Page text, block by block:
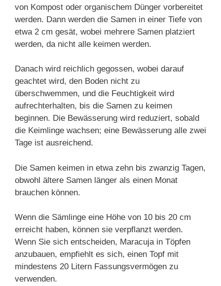
von Kompost oder organischem Dünger vorbereitet
werden. Dann werden die Samen in einer Tiefe von
etwa 2 cm gesät, wobei mehrere Samen platziert
werden, da nicht alle keimen werden.
Danach wird reichlich gegossen, wobei darauf
geachtet wird, den Boden nicht zu
überschwemmen, und die Feuchtigkeit wird
aufrechterhalten, bis die Samen zu keimen
beginnen. Die Bewässerung wird reduziert, sobald
die Keimlinge wachsen; eine Bewässerung alle zwei
Tage ist ausreichend.
Die Samen keimen in etwa zehn bis zwanzig Tagen,
obwohl ältere Samen länger als einen Monat
brauchen können.
Wenn die Sämlinge eine Höhe von 10 bis 20 cm
erreicht haben, können sie verpflanzt werden.
Wenn Sie sich entscheiden, Maracuja in Töpfen
anzubauen, empfiehlt es sich, einen Topf mit
mindestens 20 Litern Fassungsvermögen zu
verwenden.